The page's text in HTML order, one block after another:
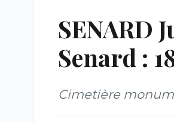
SENARD
Senard :
Cimetière